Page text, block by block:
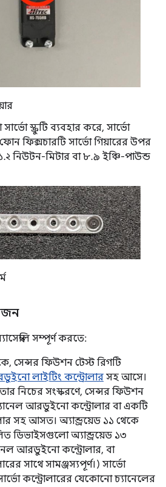
স্ক্রুটি ব্যবহার করে, সার্ভো
ফিক্সচারটি সার্ভো গিয়ারের উপর
নিউটন-মিটার বা ৮.৯ ইঞ্চি-পাউন্ড
সম্পূর্ণ করতে:
সেন্সর ফিউশন টেস্ট রিগটি
লাইটিং কন্ট্রোলার সহ আসে।
তার নিচের সংস্করণে, সেন্সর ফিউশন
আরডুইনো কন্ট্রোলার বা একটি
সহ আসত। অ্যান্ড্রয়েড ১১ থেকে
ডিভাইসগুলো অ্যান্ড্রয়েড ১৩
আরডুইনো কন্ট্রোলার, বা
সাথে সামঞ্জস্যপূর্ণ।) সার্ভো
কন্ট্রোলারের যেকোনো চ্যানেলের